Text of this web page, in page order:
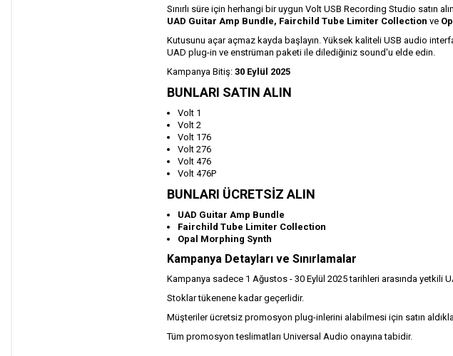
Sınırlı süre için herhangi bir uygun Volt USB Recording Studio satın
UAD Guitar Amp Bundle, Fairchild Tube Limiter Collection ve
Kutusunu açar açmaz kayda başlayın. Yüksek kaliteli USB audio
UAD plug-in ve enstrüman paketi ile dilediğiniz sound'u elde edin.
Kampanya Bitiş: 30 Eylül 2025
BUNLARI SATIN ALIN
Volt 1
Volt 2
Volt 176
Volt 276
Volt 476
Volt 476P
BUNLARI ÜCRETSİZ ALIN
UAD Guitar Amp Bundle
Fairchild Tube Limiter Collection
Opal Morphing Synth
Kampanya Detayları ve Sınırlamalar
Kampanya sadece 1 Ağustos - 30 Eylül 2025 tarihleri arasında yetkili
Stoklar tükenene kadar geçerlidir.
Müşteriler ücretsiz promosyon plug-inlerini alabilmesi için satın
Tüm promosyon teslimatları Universal Audio onayına tabidir.